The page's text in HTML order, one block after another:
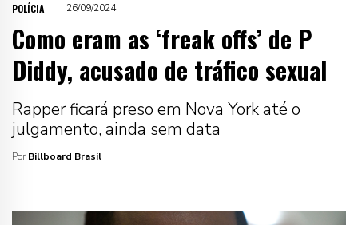
POLÍCIA 26/09/2024
Como eram as ‘freak offs’ de P
Diddy, acusado de tráfico sexual
Rapper ficará preso em Nova York até o
julgamento, ainda sem data
Por Billboard Brasil